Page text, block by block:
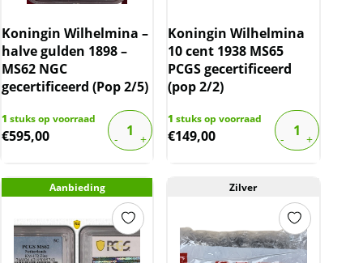
Koningin Wilhelmina –
halve gulden 1898 –
MS62 NGC
gecertificeerd (Pop 2/5)
1 stuks op voorraad
€595,00
Koningin Wilhelmina
10 cent 1938 MS65
PCGS gecertificeerd
(pop 2/2)
1 stuks op voorraad
€149,00
Aanbieding Zilver